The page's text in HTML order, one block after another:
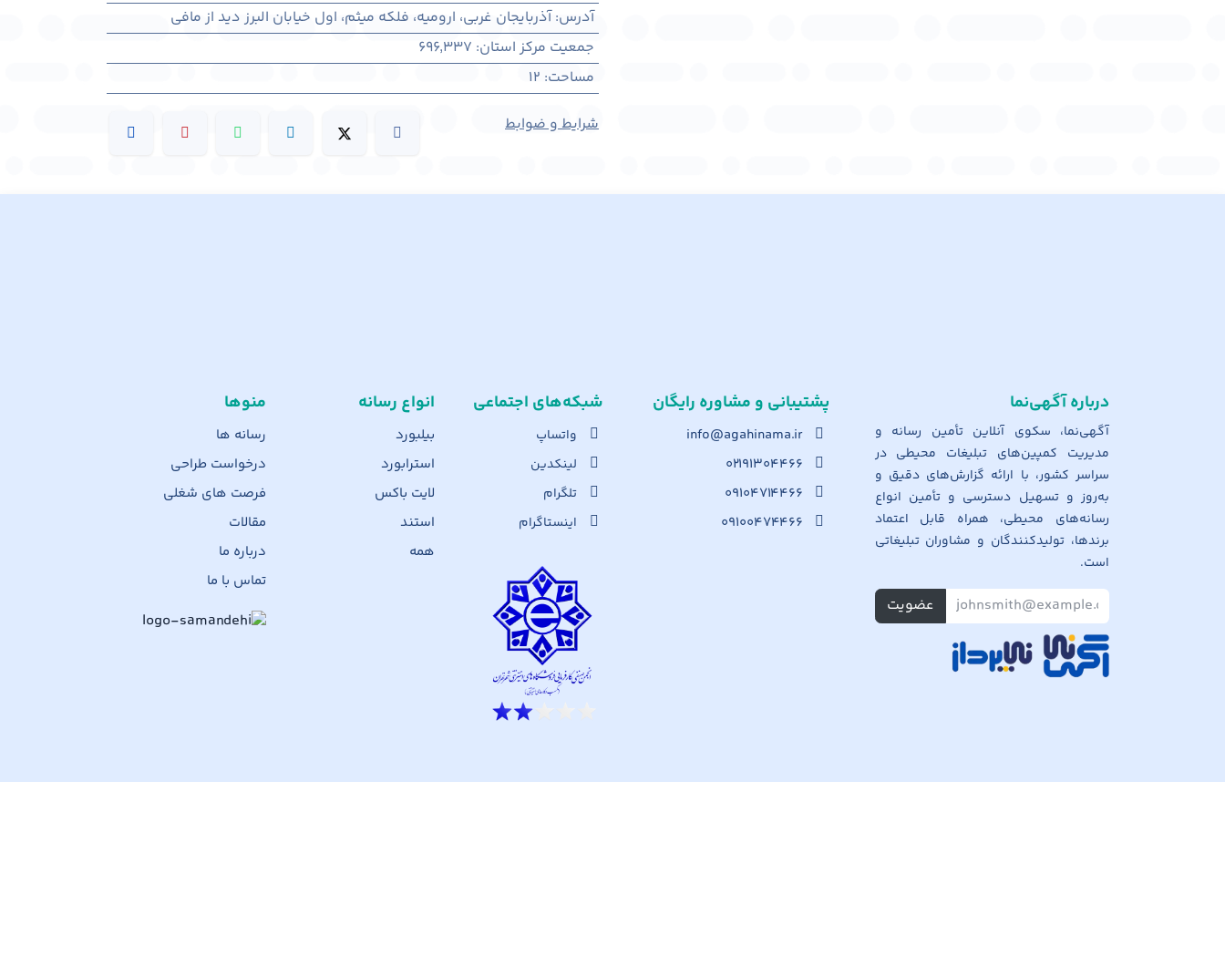
آدرس:آذربايجان غربی، اروميه، فلکه میثم، اول خیابان البرز دید از مافی
جمعیت مرکز استان:
696,337
مساحت:
12
شرایط و ضوابط
منوها
رسانه ها
درخواست طراحی
فرصت های شغلی
مقالات
درباره ما
تماس با ما
انواع رسانه
بیلبورد
استرابورد
لایت باکس
استند
همه
شبکه‌های اجت​ماعی
واتساپ
لینکدین
تلگرام
اینستاگرام
پشتیبانی و مشاوره رایگان
info@agahinama.ir
۰۲۱۹۱۳۰۴۴۶۶
۰۹۱۰۴۷۱۴۴۶۶
۰۹۱۰۰۴۷۴۴۶۶
درباره آگهی‌نما
آگهی‌نما، سکوی آنلاین تأمین رسانه و
مدیریت کمپین‌های تبلیغات محیطی در
سراسر کشور، با ارائه گزارش‌های دقیق و
به‌روز و تسهیل دسترسی و تأمین انواع
رسانه‌های محیطی، همراه قابل اعتماد
برندها، تولیدکنندگان و مشاوران تبلیغاتی
است.
عضویت